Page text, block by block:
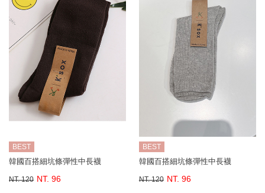
BEST
韓國百搭細坑條彈性中長襪
NT. 120 NT. 96
BEST
韓國百搭細坑條彈性中長襪
NT. 120 NT. 96